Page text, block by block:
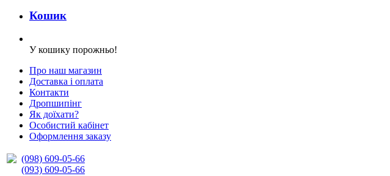
Кошик
У кошику порожньо!
Про наш магазин
Доставка і оплата
Контакти
Дропшипінг
Як доїхати?
Особистий кабінет
Оформлення заказу
(098) 609-05-66
(093) 609-05-66